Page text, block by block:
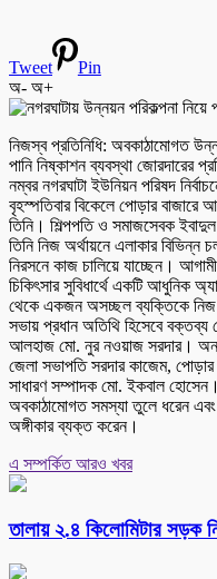
Tweet
Pin
অ- অ+
নিজস্ব প্রতিনিধি: অবকাঠামোগত
পানি নিষ্কাশন ব্যবস্থা জোরদারের
নম্বর নগরঘাটা ইউনিয়ন পরিষদ
বৃহস্পতিবার বিকেলে পোড়ার
তিনি। শিল্পপতি ও সমাজসেবক ইবাদুল
তিনি নিজ অর্থায়নে এলাকার
নিরসনে কাজ চালিয়ে যাচ্ছেন।
চিকিৎসার সুবিধার্থে একটি আধুনিক
থেকে একজন অসচ্ছল ব্যক্তিকে নিজ
সভায় প্রধান অতিথি হিসেবে বক্তব্য
আলহাজ মো. নুর নওয়াজ সরদার।
জেলা সভাপতি সরদার কাজেম,
সাধারণ সম্পাদক মো. ইকবাল হোসেন।
অবকাঠামোগত সমস্যা তুলে ধরেন এবং
অঙ্গীকার ব্যক্ত করেন।
এ সম্পর্কিত আরও খবর
তালায় ২.৪ কিলোমিটার সড়ক